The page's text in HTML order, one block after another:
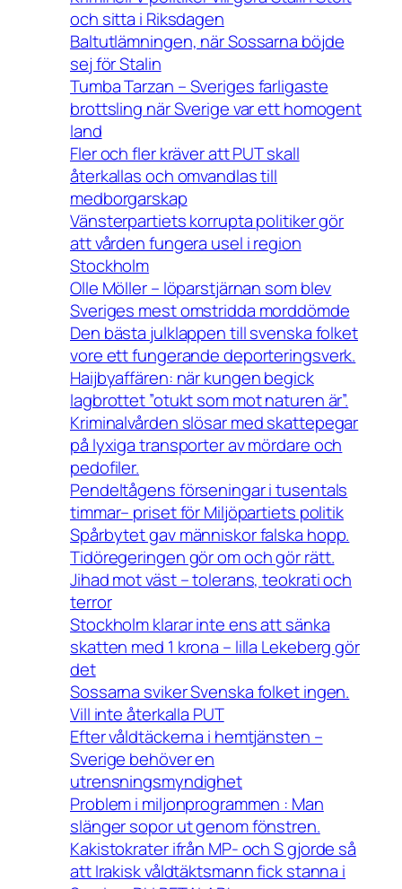
och sitta i Riksdagen
Baltutlämningen, när Sossarna böjde
sej för Stalin
Tumba Tarzan – Sveriges farligaste
brottsling när Sverige var ett homogent
land
Fler och fler kräver att PUT skall
återkallas och omvandlas till
medborgarskap
Vänsterpartiets korrupta politiker gör
att vården fungera usel i region
Stockholm
Olle Möller – löparstjärnan som blev
Sveriges mest omstridda morddömde
Den bästa julklappen till svenska folket
vore ett fungerande deporteringsverk.
Haijbyaffären: när kungen begick
lagbrottet ”otukt som mot naturen är”.
Kriminalvården slösar med skattepegar
på lyxiga transporter av mördare och
pedofiler.
Pendeltågens förseningar i tusentals
timmar– priset för Miljöpartiets politik
Spårbytet gav människor falska hopp.
Tidöregeringen gör om och gör rätt.
Jihad mot väst – tolerans, teokrati och
terror
Stockholm klarar inte ens att sänka
skatten med 1 krona – lilla Lekeberg gör
det
Sossarna sviker Svenska folket ingen.
Vill inte återkalla PUT
Efter våldtäckerna i hemtjänsten –
Sverige behöver en
utrensningsmyndighet
Problem i miljonprogrammen : Man
slänger sopor ut genom fönstren.
Kakistokrater ifrån MP- och S gjorde så
att Irakisk våldtäktsmann fick stanna i